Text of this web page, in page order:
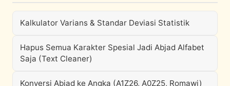
Kalkulator Varians & Standar Deviasi Statistik
Hapus Semua Karakter Spesial Jadi Abjad Alfabet
Saja (Text Cleaner)
Konversi Abjad ke Angka (A1Z26, A0Z25, Romawi)